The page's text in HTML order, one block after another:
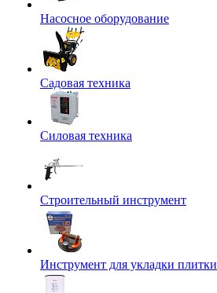
Насосное оборудование
Садовая техника
Силовая техника
Строительный инструмент
Инструмент для укладки плитки